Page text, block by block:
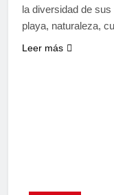
la diversidad de
playa, naturaleza,
Leer más